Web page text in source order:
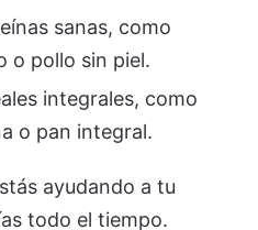
sanas, como
o pollo sin piel.
integrales, como
o pan integral.
ayudando a tu
todo el tiempo.